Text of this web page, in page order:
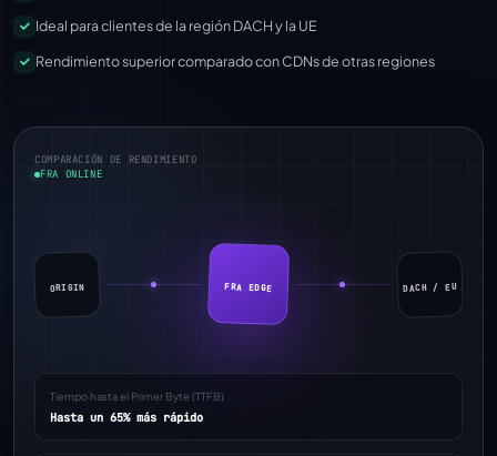
Ideal para clientes de la región DACH y la UE
Rendimiento superior comparado con CDNs de otras regiones
COMPARACIÓN DE RENDIMIENTO
FRA ONLINE
ORIGIN FRA EDGE DACH / EU
Tiempo hasta el Primer Byte (TTFB)
Hasta un 65% más rápido